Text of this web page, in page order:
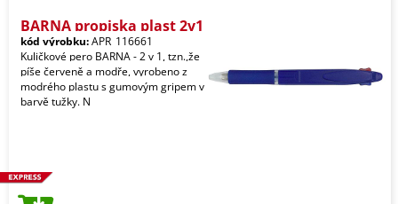
BARNA propiska plast 2v1
kód výrobku:APR_116661
Kuličkové pero BARNA - 2 v 1, tzn.,že
píše červeně a modře, vyrobeno z
modrého plastu s gumovým gripem v
barvě tužky. N